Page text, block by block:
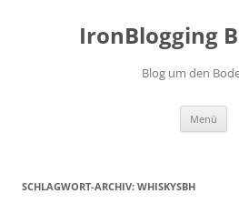
IronBlogging
Blog um den
Menü
SCHLAGWORT-ARCHIV: WHISKYSBH